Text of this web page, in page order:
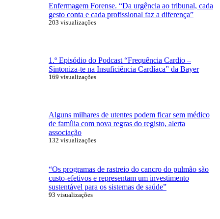
Enfermagem Forense. “Da urgência ao tribunal, cada
gesto conta e cada profissional faz a diferença”
203 visualizações
1.º Episódio do Podcast “Frequência Cardio –
Sintoniza-te na Insuficiência Cardíaca” da Bayer
169 visualizações
Alguns milhares de utentes podem ficar sem médico
de família com nova regras do registo, alerta
associação
132 visualizações
“Os programas de rastreio do cancro do pulmão são
custo-efetivos e representam um investimento
sustentável para os sistemas de saúde”
93 visualizações